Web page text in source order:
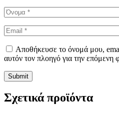
Αποθήκευσε το όνομά μου,
αυτόν τον πλοηγό για την
Σχετικά προϊόντα